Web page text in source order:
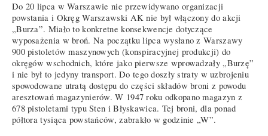
Do 20 lipca w Warszawie nie przewidywano organizacji
powstania i Okręg Warszawski AK nie był włączony do akcji
„Burza”. Miało to konkretne konsekwencje dotyczące
wyposażenia w broń. Na początku lipca wysłano z Warszawy
900 pistoletów maszynowych (konspiracyjnej produkcji) do
okręgów wschodnich, które jako pierwsze wprowadzały „Burzę”
i nie był to jedyny transport. Do tego doszły straty w uzbrojeniu
spowodowane utratą dostępu do części składów broni z powodu
aresztowań magazynierów. W 1947 roku odkopano magazyn z
678 pistoletami typu Sten i Błyskawica. Tej broni, dla ponad
półtora tysiąca powstańców, zabrakło w godzinie „W”.